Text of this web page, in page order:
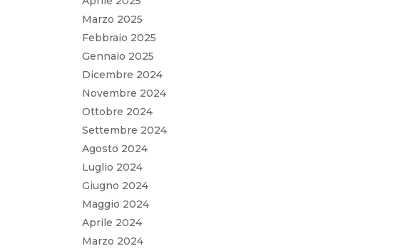
Marzo 2025
Febbraio 2025
Gennaio 2025
Dicembre 2024
Novembre 2024
Ottobre 2024
Settembre 2024
Agosto 2024
Luglio 2024
Giugno 2024
Maggio 2024
Aprile 2024
Marzo 2024